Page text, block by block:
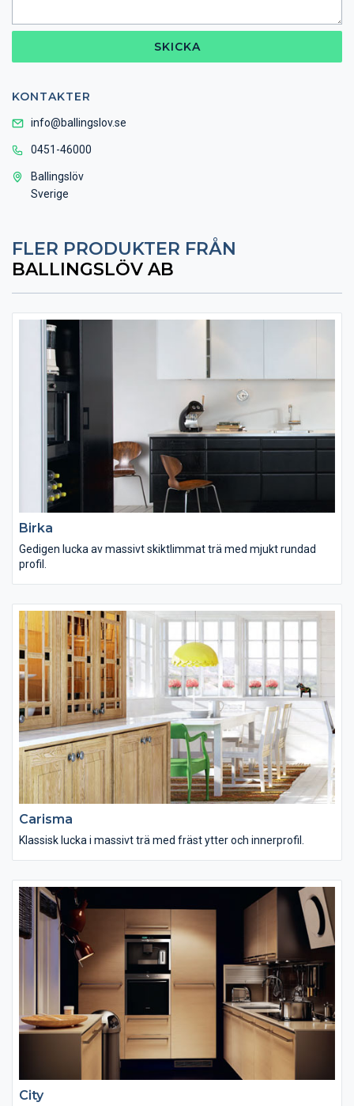
SKICKA
KONTAKTER
info@ballingslov.se
0451-46000
Ballingslöv
Sverige
FLER PRODUKTER FRÅN
BALLINGSLÖV AB
Birka
Gedigen lucka av massivt skiktlimmat trä med mjukt rundad
profil.
Carisma
Klassisk lucka i massivt trä med fräst ytter och innerprofil.
City